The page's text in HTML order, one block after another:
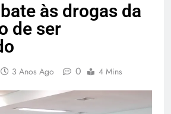
às drogas da
de ser
3 Anos Ago 0 4 Mins